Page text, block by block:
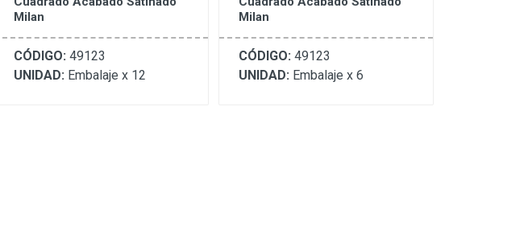
Milan
CÓDIGO: 49123
UNIDAD: Embalaje x 12
Milan
CÓDIGO: 49123
UNIDAD: Embalaje x 6